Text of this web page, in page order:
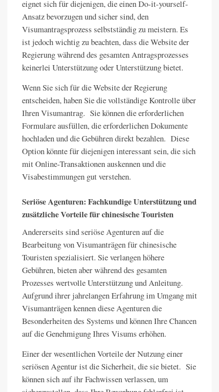
eignet sich für diejenigen, die einen Do-it-yourself-
Ansatz bevorzugen und sicher sind, den
Visumantragsprozess selbstständig zu meistern. Es
ist jedoch wichtig zu beachten, dass die Website der
Regierung während des gesamten Antragsprozesses
keinerlei Unterstützung oder Unterstützung bietet.
Wenn Sie sich für die Website der Regierung
entscheiden, haben Sie die vollständige Kontrolle über
Ihren Visumantrag. Sie können die erforderlichen
Formulare ausfüllen, die erforderlichen Dokumente
hochladen und die Gebühren direkt bezahlen. Diese
Option könnte für diejenigen interessant sein, die sich
mit Online-Transaktionen auskennen und die
Visabestimmungen gut verstehen.
Seriöse Agenturen: Fachkundige Unterstützung und
zusätzliche Vorteile für chinesische Touristen
Andererseits sind seriöse Agenturen auf die
Bearbeitung von Visumanträgen für chinesische
Touristen spezialisiert. Sie verlangen höhere
Gebühren, bieten aber während des gesamten
Prozesses wertvolle Unterstützung und Anleitung.
Aufgrund ihrer jahrelangen Erfahrung im Umgang mit
Visumanträgen kennen diese Agenturen die
Besonderheiten des Systems und können Ihre Chancen
auf die Genehmigung Ihres Visums erhöhen.
Einer der wesentlichen Vorteile der Nutzung einer
seriösen Agentur ist die Sicherheit, die sie bietet. Sie
können sich auf ihr Fachwissen verlassen, um